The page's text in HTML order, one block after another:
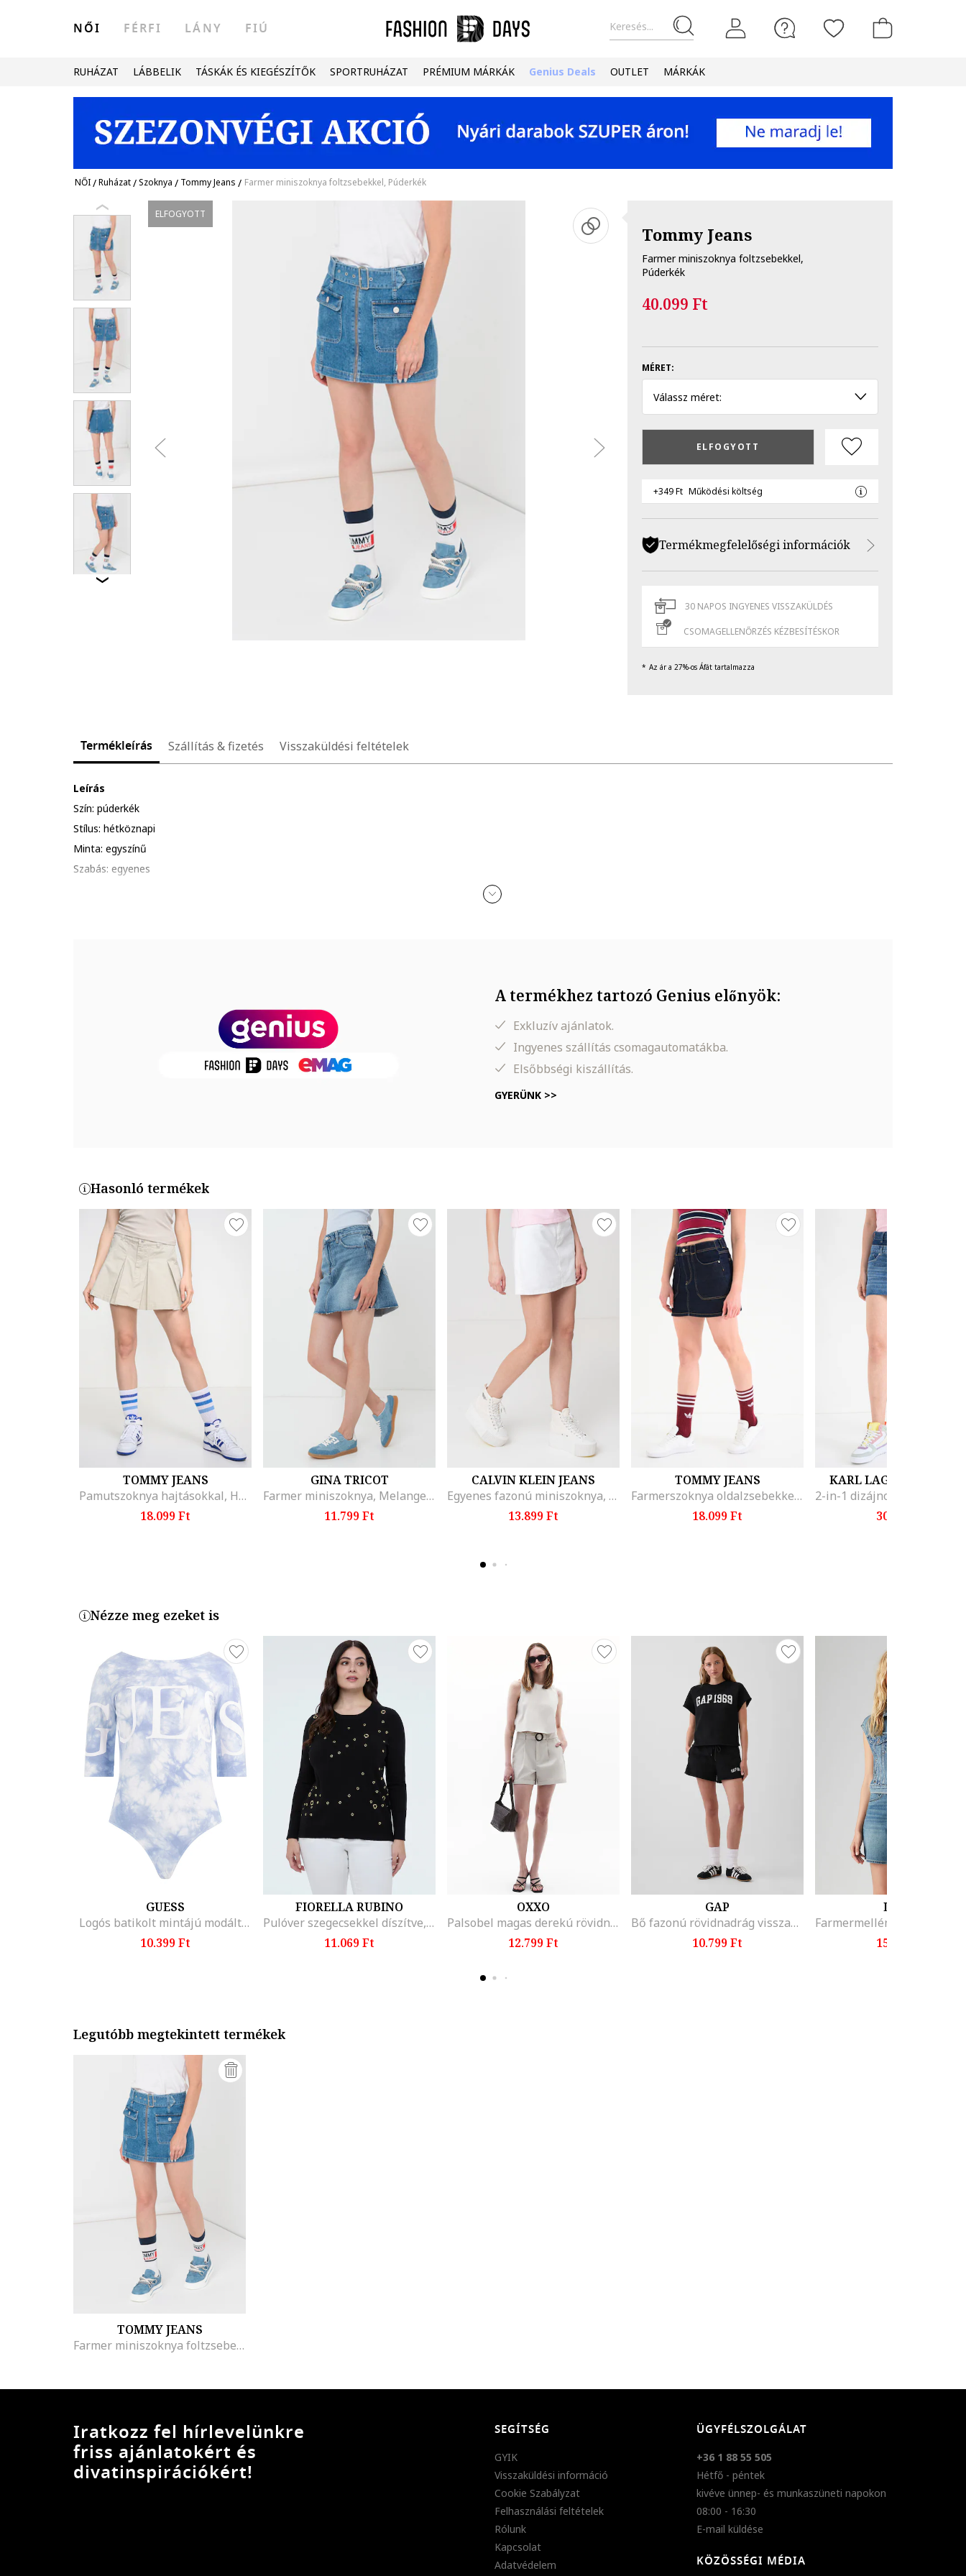
Keresés...
NŐI FÉRFI LÁNY FIÚ
RUHÁZAT LÁBBELIK TÁSKÁK ÉS KIEGÉSZÍTŐK SPORTRUHÁZAT PRÉMIUM MÁRKÁK Genius Deals OUTLET MÁRKÁK
NŐI/Ruházat/Szoknya / Tommy Jeans / Farmer miniszoknya foltzsebekkel, Púderkék
ELFOGYOTT
Tommy Jeans
Farmer miniszoknya foltzsebekkel,
Púderkék
40.099 Ft
MÉRET:
Válassz méret:
ELFOGYOTT
+349 Ft Működési költség
Termékmegfelelőségi információk
30 NAPOS INGYENES VISSZAKÜLDÉS
CSOMAGELLENŐRZÉS KÉZBESÍTÉSKOR
Az ár a 27%-os Áfát tartalmazza
Termékleírás Szállítás & fizetés Visszaküldési feltételek
Leírás
Szín: púderkék
Stílus: hétköznapi
Minta: egyszínű
Szabás: egyenes
Külső anyag: 100% újrahasznosított pamut
A modellen látható termék mérete: 27.
Modell méretei: Magasság: 174 cm, Mellbőség: 84 cm, Derék: 64 cm, Csípő: 90 cm
A termékhez tartozó Genius előnyök:
Exkluzív ajánlatok.
Ingyenes szállítás csomagautomatákba.
Elsőbbségi kiszállítás.
GYERÜNK >>
Hasonló termékek
TOMMY JEANS
Pamutszoknya hajtásokkal, Homokbarna
18.099 Ft
GINA TRICOT
Farmer miniszoknya, Melange kék
11.799 Ft
CALVIN KLEIN JEANS
Egyenes fazonú miniszoknya, Törtfehér
13.899 Ft
TOMMY JEANS
Farmerszoknya oldalzsebekkel, Sötétkék
18.099 Ft
KARL LAGERFELD
30.399 Ft
Nézze meg ezeket is
GUESS
Logós batikolt mintájú modáltartalmú body
10.399 Ft
FIORELLA RUBINO
Pulóver szegecsekkel díszítve, Fekete
11.069 Ft
OXXO
Palsobel magas derekú rövidnadrág, Világosszürke
12.799 Ft
GAP
Bő fazonú rövidnadrág visszahajtott szárvégekkel, Fekete,
10.799 Ft
LEVI'S
15.399 Ft
Legutóbb megtekintett termékek
TOMMY JEANS
Farmer miniszoknya foltzsebekkel, Púderkék
Iratkozz fel hírlevelünkre
friss ajánlatokért és
divatinspirációkért!
SEGÍTSÉG
GYIK
Visszaküldési információ
Cookie Szabályzat
Felhasználási feltételek
Rólunk
Kapcsolat
Adatvédelem
ÜGYFÉLSZOLGÁLAT
+36 1 88 55 505
Hétfő - péntek
kivéve ünnep- és munkaszüneti napokon
08:00 - 16:30
E-mail küldése
KÖZÖSSÉGI MÉDIA